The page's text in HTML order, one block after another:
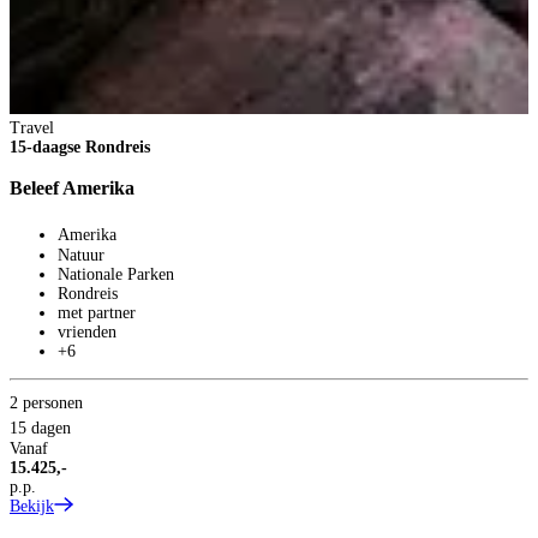
Travel
15-daagse Rondreis
Beleef Amerika
Amerika
Natuur
Nationale Parken
Rondreis
met partner
vrienden
+6
2 personen
15 dagen
Vanaf
15.425,-
p.p.
Bekijk